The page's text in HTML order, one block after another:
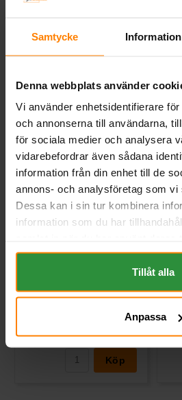
Samtycke Information
Denna webbplats använder
Vi använder enhetsidentifierare
och annonserna till användarna,
för sociala medier och analysera
vidarebefordrar även sådana
information från din enhet till de
annons- och analysföretag som vi
Dessa kan i sin tur kombinera
information som du har
om "Cookies" och ditt val finner
längst ner i "footern" på sidan.
Tillåt alla
Anpassa
BESKRIVNING
Liknande produkter och/eller tillbehör:
Tudor TECHNICA 12V 44Ah
TB440
190
(Ord. Pris:1 306 kr)
Köp
190
Art
1